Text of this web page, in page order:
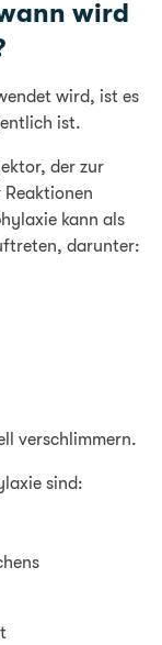
wird
wird, ist es
ist.
der zur
Reaktionen
kann als
darunter:
verschlimmern.
sind: